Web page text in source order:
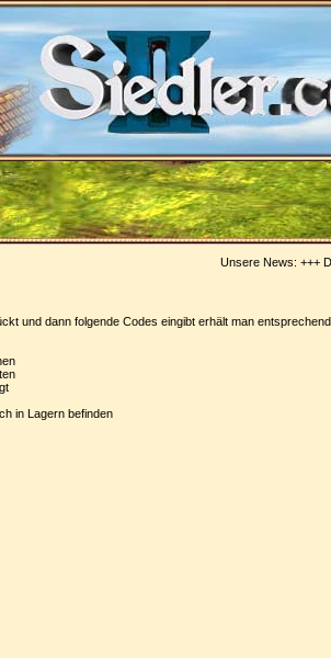
Unsere News: +++Die
und dann folgende Codes eingibt erhält man
in Lagern befinden